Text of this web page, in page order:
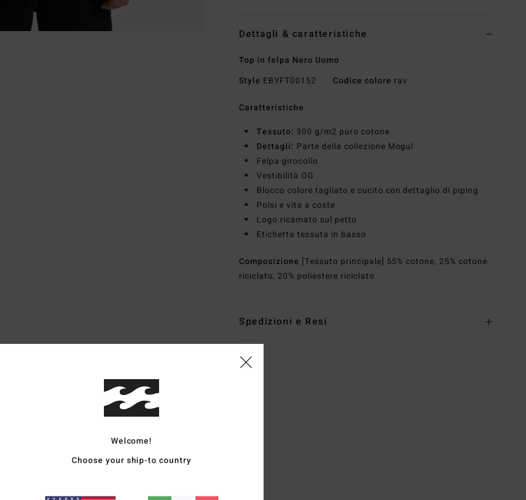
Dettagli & caratteristiche
Top in felpa Nero Uomo
Style EBYFT00152 Codice colore rav
Caratteristiche
Tessuto: 300 g/m2 puro cotone
Dettagli: Parte della collezione Mogul
Felpa girocollo
Vestibilità OG
Blocco colore tagliato e cucito con dettaglio di piping
Polsi e vita a coste
Logo ricamato sul petto
Etichetta tessuta in basso
Composizione [Tessuto principale] 55% cotone, 25% cotone
riciclato, 20% poliestere riciclato
Spedizioni e Resi
4.7/5
Welcome!
Choose your ship-to country